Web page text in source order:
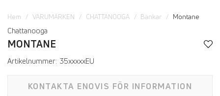
Hem VARUMÄRKEN CHATTANOOGA Bänkar Montane
Chattanooga
MONTANE
Artikelnummer: 35xxxxxEU
KONTAKTA ENOVIS FÖR INFORMATION